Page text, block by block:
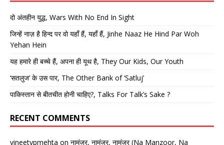
दो अंतहीन युद्ध, Wars With No End In Sight
जिन्हें नाज़ है हिन्द पर वो यहाँ हैं, यहाँ हैं, Jinhe Naaz He Hind Par Woh
Yehan Hein
यह हमारे ही बच्चे हैं, अपना ही यूथ है, They Our Kids, Our Youth
‘सतलुज’ के उस पार, The Other Bank of ‘Satluj’
पाकिस्तान से बीतचीत होनी चाहिए?, Talks For Talk’s Sake ?
RECENT COMMENTS
vineetypmehta on नामंजूर, नामंजूर, नामंजूर (Na Manzoor, Na